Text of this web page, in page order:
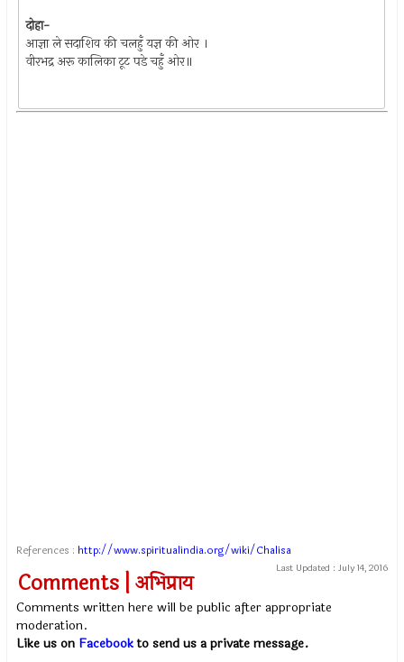
दोहा-
आज्ञा ले सदाशिव की चलहुँ यज्ञ की ओर ।
वीरभद्र अरू कालिका टूट पडे चहुँ ओर॥
References : http://www.spiritualindia.org/wiki/Chalisa
Last Updated : July 14, 2016
Comments | अभिप्राय
Comments written here will be public after appropriate
moderation.
Like us on Facebookto send us a private message.